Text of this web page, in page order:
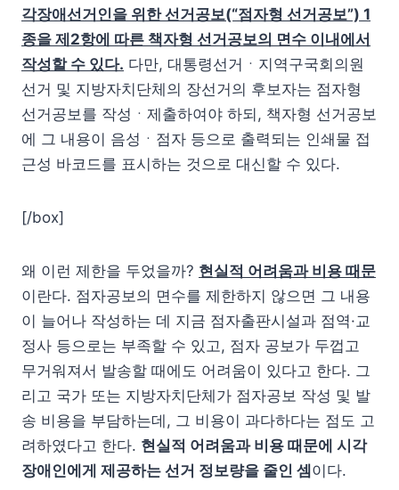
각장애선거인을 위한 선거공보(“점자형 선거공보”) 1
종을 제2항에 따른 책자형 선거공보의 면수 이내에서
작성할 수 있다. 다만, 대통령선거ㆍ지역구국회의원
선거 및 지방자치단체의 장선거의 후보자는 점자형
선거공보를 작성ㆍ제출하여야 하되, 책자형 선거공보
에 그 내용이 음성ㆍ점자 등으로 출력되는 인쇄물 접
근성 바코드를 표시하는 것으로 대신할 수 있다.
[/box]
왜 이런 제한을 두었을까? 현실적 어려움과 비용 때문
이란다. 점자공보의 면수를 제한하지 않으면 그 내용
이 늘어나 작성하는 데 지금 점자출판시설과 점역·교
정사 등으로는 부족할 수 있고, 점자 공보가 두껍고
무거워져서 발송할 때에도 어려움이 있다고 한다. 그
리고 국가 또는 지방자치단체가 점자공보 작성 및 발
송 비용을 부담하는데, 그 비용이 과다하다는 점도 고
려하였다고 한다. 현실적 어려움과 비용 때문에 시각
장애인에게 제공하는 선거 정보량을 줄인 셈 이다.